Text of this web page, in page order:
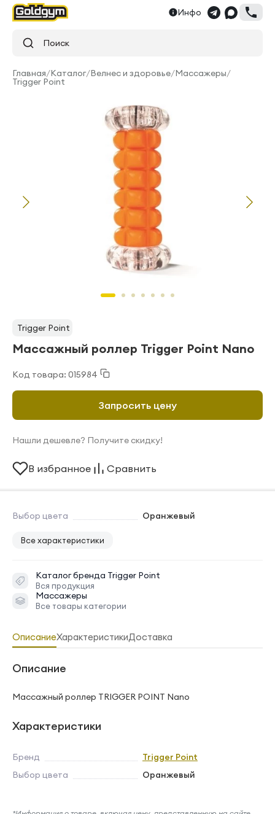
Инфо
Поиск
Главная/Каталог/Велнес и здоровье/Массажеры/
Trigger Point
Trigger Point
Массажный роллер Trigger Point Nano
Код товара: 015984
Выбор цвета Оранжевый
Все характеристики
Каталог бренда Trigger Point
Вся продукция
Массажеры
Все товары категории
Запросить цену
Нашли дешевле? Получите скидку!
В избранное Сравнить
ОписаниеХарактеристикиДоставка
Описание
Массажный роллер TRIGGER POINT Nano
Характеристики
Бренд
Trigger Point
Выбор цвета
Оранжевый